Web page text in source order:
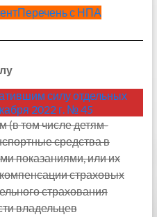
Перечень с НПА
силу отдельных
2022 г. № 45
(в том числе детям-
средства в
показаниями, или их
страховых
страхования
владельцев